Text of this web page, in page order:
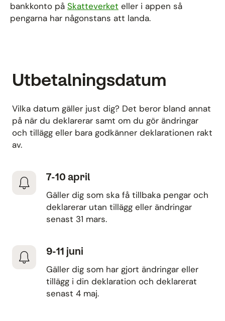
bankkonto på Skatteverket eller i appen så
pengarna har någonstans att landa.
Utbetalningsdatum
Vilka datum gäller just dig? Det beror bland annat
på när du deklarerar samt om du gör ändringar
och tillägg eller bara godkänner deklarationen rakt
av.
7-10 april
Gäller dig som ska få tillbaka pengar och
deklarerar utan tillägg eller ändringar
senast 31 mars.
9-11 juni
Gäller dig som har gjort ändringar eller
tillägg i din deklaration och deklarerat
senast 4 maj.